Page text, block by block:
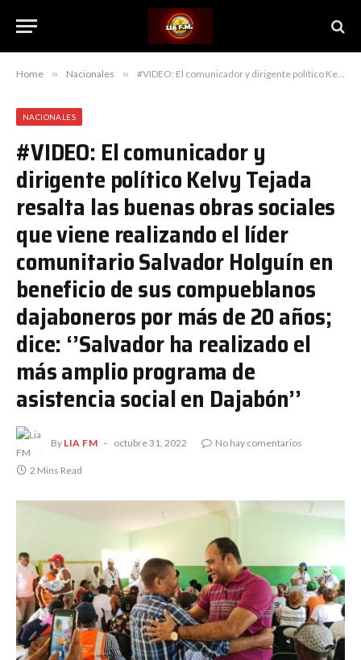
Home » Nacionales » #VIDEO: El comunicador y dirigente político Kelvy Tejada resalta las buenas obras sociales que viene realizando el líder comunitario Salvador Holguín en beneficio de sus compueblanos dajaboneros por más de 20 años; dice: ‘’Salvador ha realizado el más amplio programa de asistencia social en Dajabón’’
NACIONALES
#VIDEO: El comunicador y
dirigente político Kelvy Tejada
resalta las buenas obras sociales
que viene realizando el líder
comunitario Salvador Holguín en
beneficio de sus compueblanos
dajaboneros por más de 20 años;
dice: ‘’Salvador ha realizado el
más amplio programa de
asistencia social en Dajabón’’
By LIA FM octubre 31, 2022 No hay comentarios
2 Mins Read